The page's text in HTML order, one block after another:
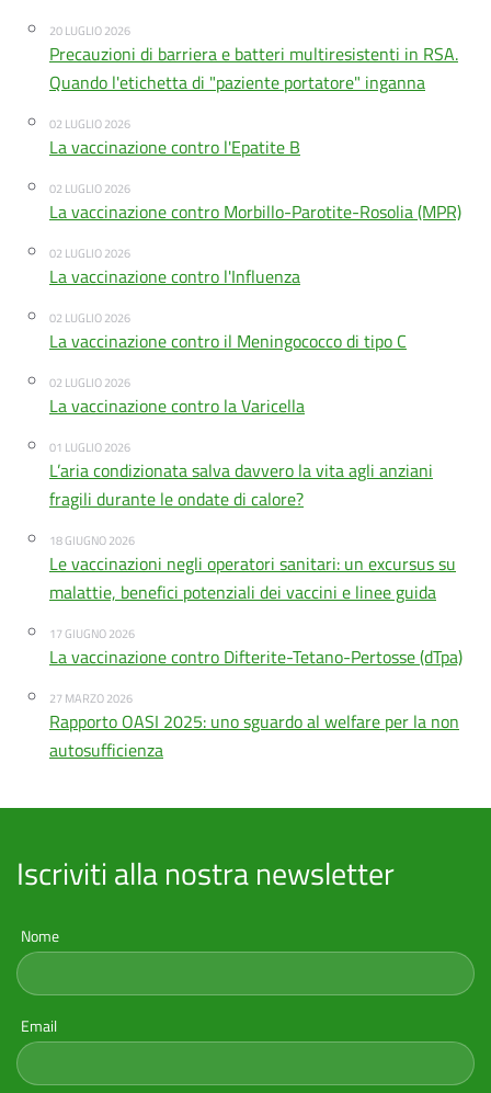
20 LUGLIO 2026
Precauzioni di barriera e batteri multiresistenti in RSA.
Quando l'etichetta di "paziente portatore" inganna
02 LUGLIO 2026
La vaccinazione contro l'Epatite B
02 LUGLIO 2026
La vaccinazione contro Morbillo-Parotite-Rosolia (MPR)
02 LUGLIO 2026
La vaccinazione contro l'Influenza
02 LUGLIO 2026
La vaccinazione contro il Meningococco di tipo C
02 LUGLIO 2026
La vaccinazione contro la Varicella
01 LUGLIO 2026
L’aria condizionata salva davvero la vita agli anziani
fragili durante le ondate di calore?
18 GIUGNO 2026
Le vaccinazioni negli operatori sanitari: un excursus su
malattie, benefici potenziali dei vaccini e linee guida
17 GIUGNO 2026
La vaccinazione contro Difterite-Tetano-Pertosse (dTpa)
27 MARZO 2026
Rapporto OASI 2025: uno sguardo al welfare per la non
autosufficienza
Iscriviti alla nostra newsletter
Nome
Email